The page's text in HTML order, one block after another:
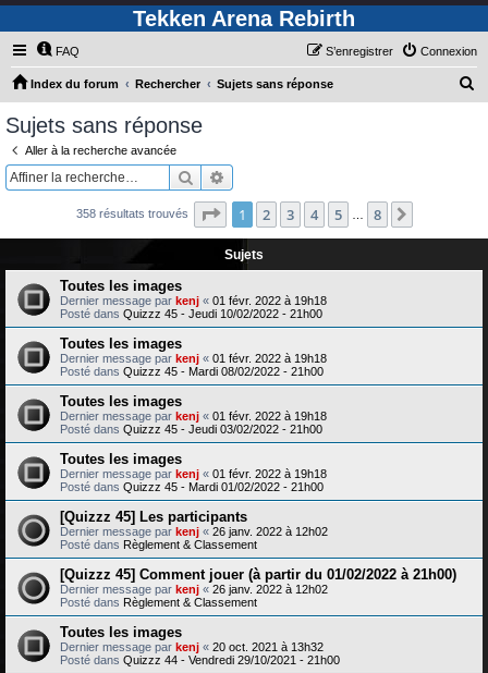
Tekken Arena Rebirth
FAQ Connexion
S’enregistrer
Index du forum Rechercher Sujets sans réponse
c
Sujets sans réponse
Aller à la recherche avancée
Rechercher
358 résultats trouvés Page 1sur8
1 2 3 4 5 8
Sujets
Toutes les images
Dernier message par kenj « 01 févr. 2022 à 19h18
Posté dans Quizzz 45 - Jeudi 10/02/2022 - 21h00
Toutes les images
Dernier message par kenj « 01 févr. 2022 à 19h18
Posté dans Quizzz 45 - Mardi 08/02/2022 - 21h00
Toutes les images
Dernier message par kenj « 01 févr. 2022 à 19h18
Posté dans Quizzz 45 - Jeudi 03/02/2022 - 21h00
Toutes les images
Dernier message par kenj « 01 févr. 2022 à 19h18
Posté dans Quizzz 45 - Mardi 01/02/2022 - 21h00
[Quizzz 45] Les participants
Dernier message par kenj « 26 janv. 2022 à 12h02
Posté dans Règlement & Classement
[Quizzz 45] Comment jouer (à partir du 01/02/2022 à 21h00)
Dernier message par kenj « 26 janv. 2022 à 12h02
Posté dans Règlement & Classement
Toutes les images
Dernier message par kenj « 20 oct. 2021 à 13h32
Posté dans Quizzz 44 - Vendredi 29/10/2021 - 21h00